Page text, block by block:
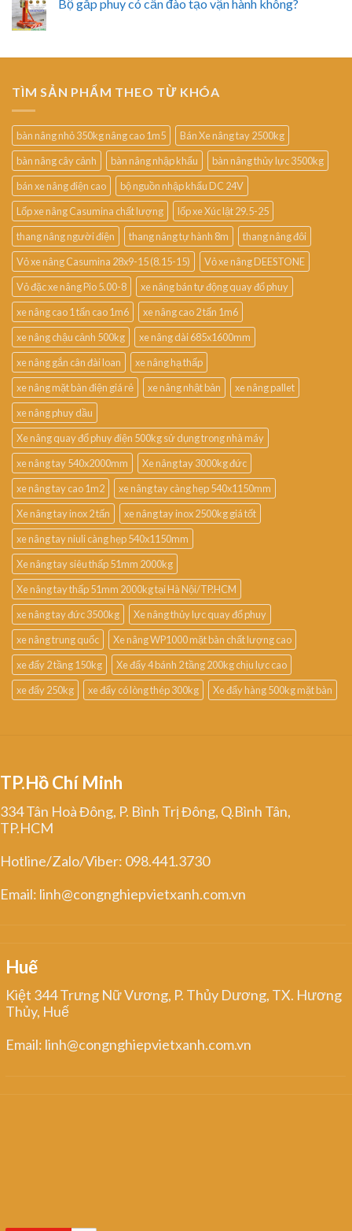
Bộ gắp phuy có cần đào tạo vận hành không?
TÌM SẢN PHẨM THEO TỪ KHÓA
bàn nâng nhỏ 350kg nâng cao 1m5
Bán Xe nâng tay 2500kg
bàn nâng cây cảnh
bàn nâng nhập khẩu
bàn nâng thủy lực 3500kg
bán xe nâng điện cao
bộ nguồn nhập khẩu DC 24V
Lốp xe nâng Casumina chất lượng
lốp xe Xúc lật 29.5-25
thang nâng người điện
thang nâng tự hành 8m
thang nâng đôi
Vỏ xe nâng Casumina 28x9-15 (8.15-15)
Vỏ xe nâng DEESTONE
Vỏ đặc xe nâng Pio 5.00-8
xe nâng bán tự động quay đổ phuy
xe nâng cao 1 tấn cao 1m6
xe nâng cao 2 tấn 1m6
xe nâng chậu cảnh 500kg
xe nâng dài 685x1600mm
xe nâng gắn cân đài loan
xe nâng hạ thấp
xe nâng mặt bàn điện giá rẻ
xe nâng nhật bản
xe nâng pallet
xe nâng phuy dầu
Xe nâng quay đổ phuy điện 500kg sử dụng trong nhà máy
xe nâng tay 540x2000mm
Xe nâng tay 3000kg đức
xe nâng tay cao 1m2
xe nâng tay càng hẹp 540x1150mm
Xe nâng tay inox 2 tấn
xe nâng tay inox 2500kg giá tốt
xe nâng tay niuli càng hẹp 540x1150mm
Xe nâng tay siêu thấp 51mm 2000kg
Xe nâng tay thấp 51mm 2000kg tại Hà Nội/TP.HCM
xe nâng tay đức 3500kg
Xe nâng thủy lực quay đổ phuy
xe nâng trung quốc
Xe nâng WP1000 mặt bàn chất lượng cao
xe đẩy 2 tầng 150kg
Xe đẩy 4 bánh 2 tầng 200kg chịu lực cao
xe đẩy 250kg
xe đẩy có lòng thép 300kg Xe đẩy hàng 500kg mặt bàn
TP.Hồ Chí Minh
334 Tân Hoà Đông, P. Bình Trị Đông, Q.Bình Tân,
TP.HCM
Hotline/Zalo/Viber: 098.441.3730
Email: linh@congnghiepvietxanh.com.vn
Huế
Kiệt 344 Trưng Nữ Vương, P. Thủy Dương, TX. Hương
Thủy, Huế
Email: linh@congnghiepvietxanh.com.vn